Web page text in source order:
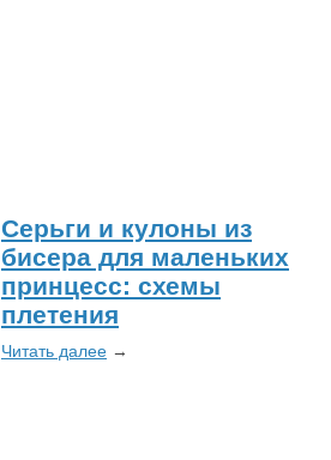
Серьги и кулоны из
бисера для маленьких
принцесс: схемы
плетения
Читать далее →